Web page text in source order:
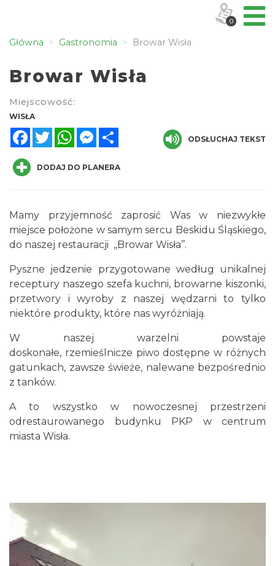
Główna Gastronomia Browar Wisła
Browar Wisła
Miejscowość:
WISŁA
FacebookTwitterWhatsAppMessenger
ODSŁUCHAJ TEKST
DODAJ DO PLANERA
Mamy przyjemność zaprosić Was w niezwykłe
miejsce położone w samym sercu Beskidu Śląskiego,
do naszej restauracji ,,Browar Wisła’’.
Pyszne jedzenie przygotowane według unikalnej
receptury naszego szefa kuchni, browarne kiszonki,
przetwory i wyroby z naszej wędzarni to tylko
niektóre produkty, które nas wyróżniają.
W naszej warzelni powstaje
doskonałe, rzemieślnicze piwo dostępne w różnych
gatunkach, zawsze świeże, nalewane bezpośrednio
z tanków.
A to wszystko w nowoczesnej przestrzeni
odrestaurowanego budynku PKP w centrum
miasta Wisła.
0